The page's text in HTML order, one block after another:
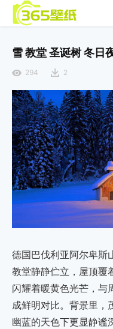
雪 教堂 圣诞树 冬日
294 2
德国巴伐利亚阿尔卑斯
教堂静静伫立，屋顶覆
闪耀着暖黄色光芒，与
成鲜明对比。背景里，
幽蓝的天色下更显静谧